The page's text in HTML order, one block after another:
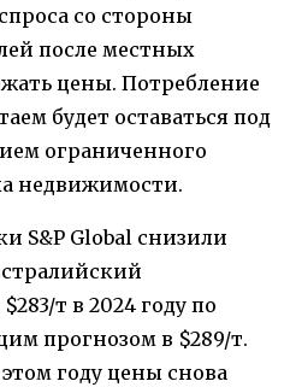
со стороны
после местных
цены. Потребление
будет оставаться под
ограниченного
недвижимости.
S&P Global снизили
т в 2024 году по
прогнозом в $289/т.
году цены снова